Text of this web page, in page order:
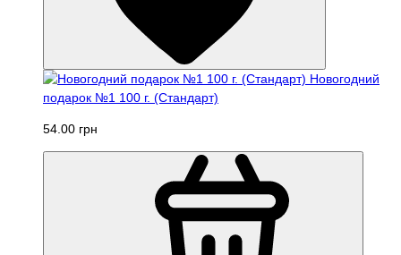
Новогодний
подарок №1 100 г. (Стандарт)
54.00 грн